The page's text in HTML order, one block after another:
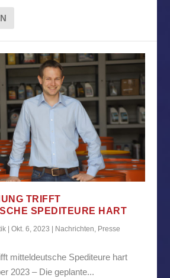
TRIFFT
SPEDITEURE HART
|Okt. 6, 2023 Nachrichten, Presse
mitteldeutsche Spediteure hart
2023 – Die geplante...